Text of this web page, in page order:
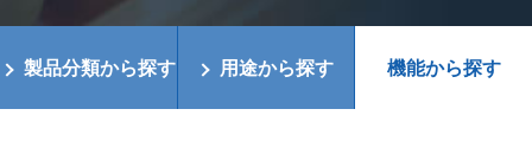
製品分類から探す 用途から探す 機能から探す